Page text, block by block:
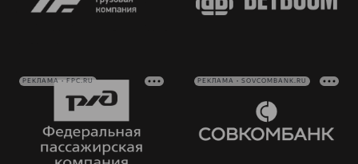
РЕКЛАМА • FPC.RU РЕКЛАМА • SOVCOMBANK.RU